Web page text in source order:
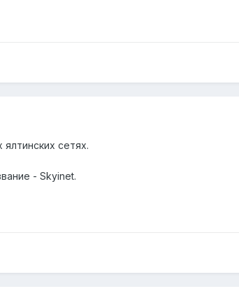
сетях.
- Skyinet.